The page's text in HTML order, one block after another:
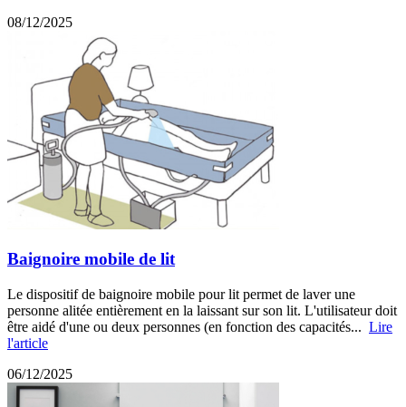
08/12/2025
Baignoire mobile de lit
Le dispositif de baignoire mobile pour lit permet de laver une
personne alitée entièrement en la laissant sur son lit. L'utilisateur doit
être aidé d'une ou deux personnes (en fonction des capacités... Lire
l'article
06/12/2025